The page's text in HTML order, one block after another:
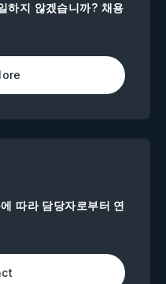
지 않겠습니까? 채용
따라 담당자로부터 연